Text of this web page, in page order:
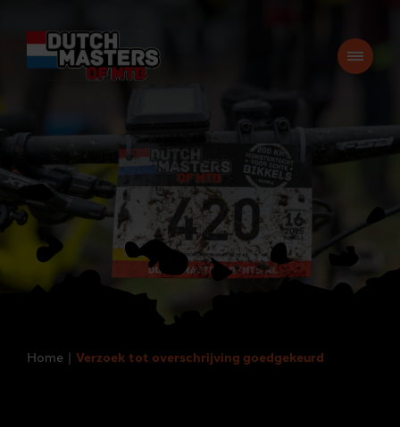
Home Verzoek tot overschrijving goedgekeurd